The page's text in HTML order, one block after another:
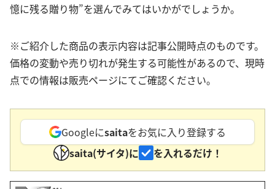
憶に残る贈り物”を選んでみてはいかがでしょうか。
※ご紹介した商品の表示内容は記事公開時点のものです。
価格の変動や売り切れが発生する可能性があるので、現時
点での情報は販売ページにてご確認ください。
Googleにsaitaをお気に入り登録する
saita(サイタ)に
を入れるだけ！